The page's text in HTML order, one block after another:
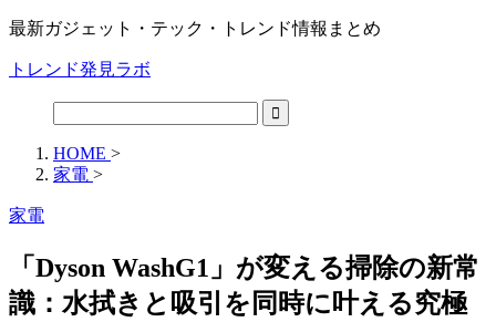
最新ガジェット・テック・トレンド情報まとめ
トレンド発見ラボ
HOME >
家電 >
家電
「Dyson WashG1」が変える掃除の新常
識：水拭きと吸引を同時に叶える究極